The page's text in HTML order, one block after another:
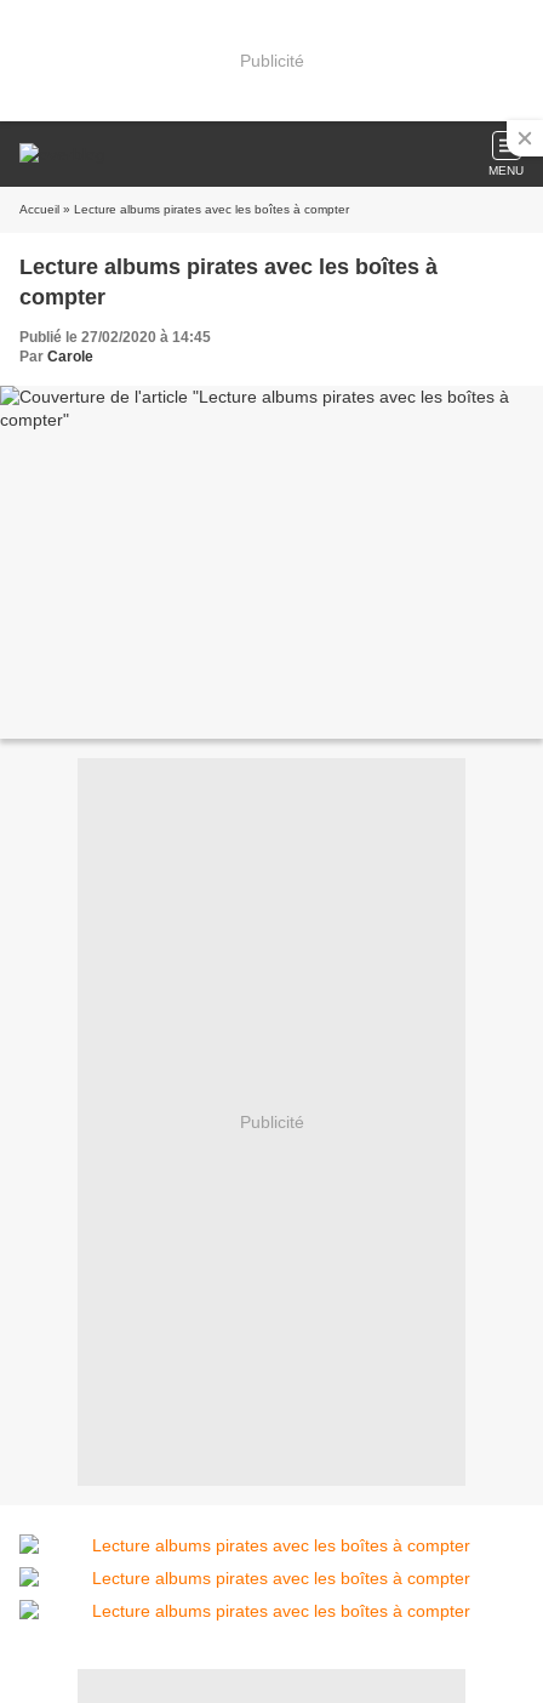
Publicité
MENU
Accueil » Lecture albums pirates avec les boîtes à compter
Lecture albums pirates avec les boîtes à
compter
Publié le 27/02/2020 à 14:45
Par Carole
Publicité